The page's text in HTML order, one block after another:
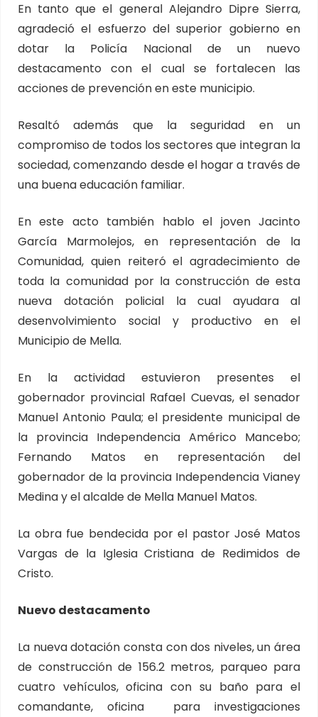
En tanto que el general Alejandro Dipre Sierra,
agradeció el esfuerzo del superior gobierno en
dotar la Policía Nacional de un nuevo
destacamento con el cual se fortalecen las
acciones de prevención en este municipio.
Resaltó además que la seguridad en un
compromiso de todos los sectores que integran la
sociedad, comenzando desde el hogar a través de
una buena educación familiar.
En este acto también hablo el joven Jacinto
García Marmolejos, en representación de la
Comunidad, quien reiteró el agradecimiento de
toda la comunidad por la construcción de esta
nueva dotación policial la cual ayudara al
desenvolvimiento social y productivo en el
Municipio de Mella.
En la actividad estuvieron presentes el
gobernador provincial Rafael Cuevas, el senador
Manuel Antonio Paula; el presidente municipal de
la provincia Independencia Américo Mancebo;
Fernando Matos en representación del
gobernador de la provincia Independencia Vianey
Medina y el alcalde de Mella Manuel Matos.
La obra fue bendecida por el pastor José Matos
Vargas de la Iglesia Cristiana de Redimidos de
Cristo.
Nuevo destacamento
La nueva dotación consta con dos niveles, un área
de construcción de 156.2 metros, parqueo para
cuatro vehículos, oficina con su baño para el
comandante, oficina para investigaciones